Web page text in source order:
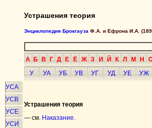
Устрашения теория
Энциклопедия Брокгауза Ф.А. и Ефрона И.А.
А Б В Г Д Е Ё Ж З И Й К Л М Н
У
УА УБ УВ УГ УД УЕ УЖ
УСА
УСВ
УСЕ
УСИ
Устрашения теория
— см. Наказание.